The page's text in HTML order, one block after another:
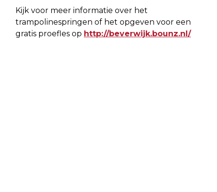
Kijk voor meer informatie over het
trampolinespringen of het opgeven voor een
gratis proefles op http://beverwijk.bounz.nl/